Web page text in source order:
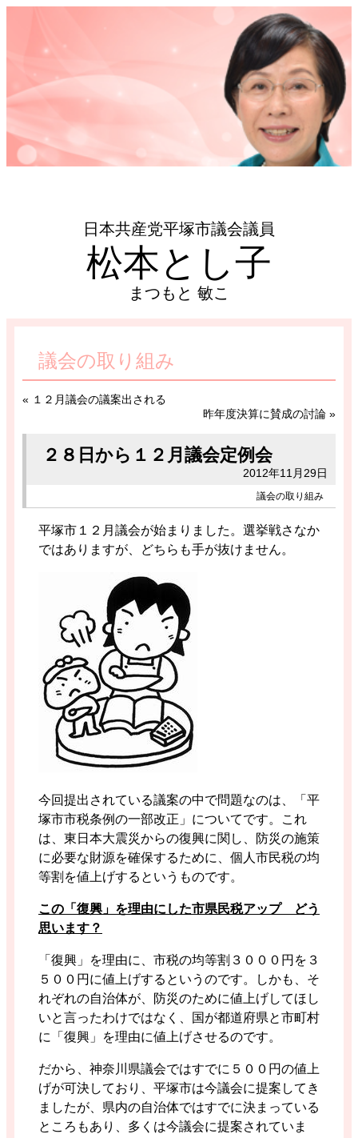
松本とし子
まつもと 敏こ
日本共産党平塚市議会議員
議会の取り組み
« １２月議会の議案出される
昨年度決算に賛成の討論 »
２８日から１２月議会定例会
2012年11月29日
議会の取り組み
平塚市１２月議会が始まりました。選挙戦さなか
ではありますが、どちらも手が抜けません。
今回提出されている議案の中で問題なのは、「平
塚市市税条例の一部改正」についてです。これ
は、東日本大震災からの復興に関し、防災の施策
に必要な財源を確保するために、個人市民税の均
等割を値上げするというものです。
この「復興」を理由にした市県民税アップ どう
思います？
「復興」を理由に、市税の均等割３０００円を３
５００円に値上げするというのです。しかも、そ
れぞれの自治体が、防災のために値上げしてほし
いと言ったわけではなく、国が都道府県と市町村
に「復興」を理由に値上げさせるのです。
だから、神奈川県議会ではすでに５００円の値上
げが可決しており、平塚市は今議会に提案してき
ましたが、県内の自治体ではすでに決まっている
ところもあり、多くは今議会に提案されていま